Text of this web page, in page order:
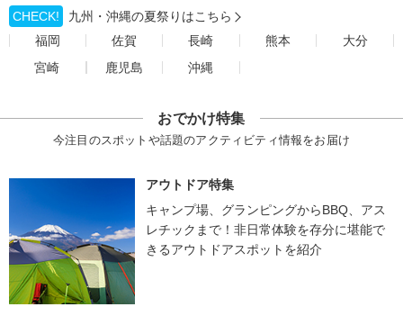
CHECK!
九州・沖縄の夏祭りはこちら
福岡
佐賀 長崎 熊本
大分
宮崎
鹿児島 沖縄
おでかけ特集
今注目のスポットや話題のアクティビティ情報をお届け
アウトドア特集
キャンプ場、グランピングからBBQ、アス
レチックまで！非日常体験を存分に堪能で
きるアウトドアスポットを紹介